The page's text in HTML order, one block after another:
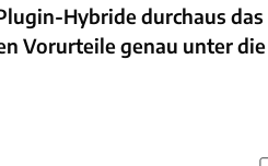
Hybride durchaus das
Vorurteile genau unter die